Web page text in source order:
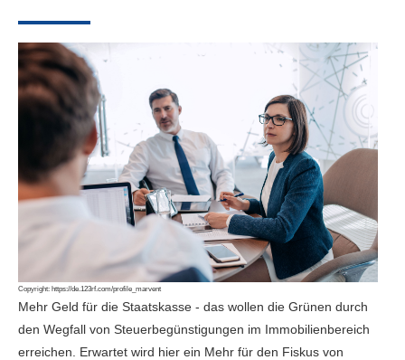
Copyright: https://de.123rf.com/profile_marvent
Mehr Geld für die Staatskasse - das wollen die Grünen durch
den Wegfall von Steuerbegünstigungen im Immobilienbereich
erreichen. Erwartet wird hier ein Mehr für den Fiskus von